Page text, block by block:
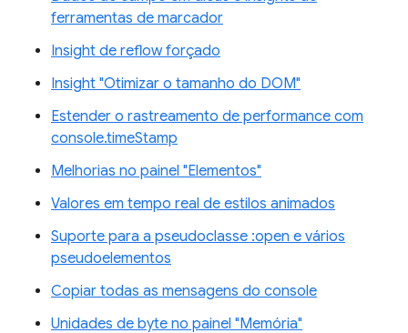
ferramentas de marcador
Insight de reflow forçado
Insight "Otimizar o tamanho do DOM"
Estender o rastreamento de performance com
console.timeStamp
Melhorias no painel "Elementos"
Valores em tempo real de estilos animados
Suporte para a pseudoclasse :open e vários
pseudoelementos
Copiar todas as mensagens do console
Unidades de byte no painel "Memória"